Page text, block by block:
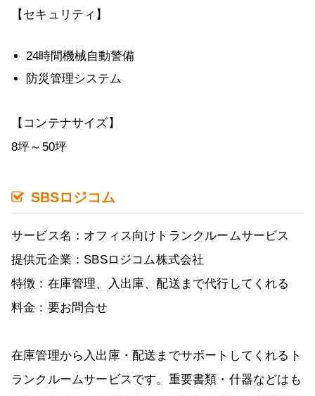
【セキュリティ】
24時間機械自動警備
防災管理システム
【コンテナサイズ】
8坪～50坪
SBSロジコム
サービス名：オフィス向けトランクルームサービス
提供元企業：SBSロジコム株式会社
特徴：在庫管理、入出庫、配送まで代行してくれる
料金：要お問合せ
在庫管理から入出庫・配送までサポートしてくれるト
ランクルームサービスです。重要書類・什器などはも